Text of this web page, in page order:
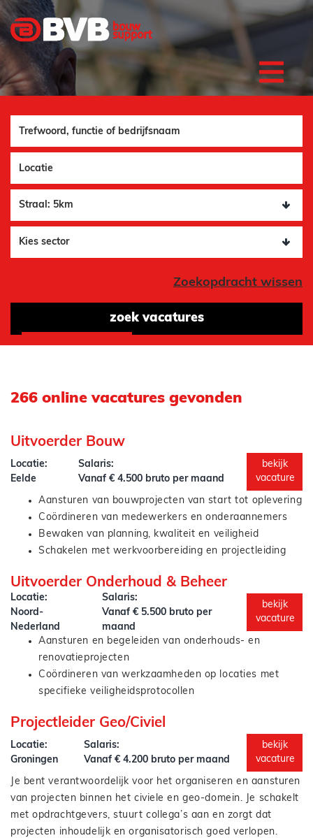
Functie
Plaats
Zoekopdracht wissen
zoek vacatures
266 online vacatures gevonden
Uitvoerder Bouw
Locatie:
Eelde
Salaris:
Vanaf € 4.500 bruto per maand
bekijk
vacature
Aansturen van bouwprojecten van start tot oplevering
Coördineren van medewerkers en onderaannemers
Bewaken van planning, kwaliteit en veiligheid
Schakelen met werkvoorbereiding en projectleiding
oplossingen
Zorgen voor een veilige en efficiënte bouwplaats
Uitvoerder Onderhoud & Beheer
Locatie:
Noord-
Nederland
Salaris:
Vanaf € 5.500 bruto per
maand
bekijk
vacature
Aansturen en begeleiden van onderhouds- en
renovatieprojecten
Coördineren van werkzaamheden op locaties met
specifieke veiligheidsprotocollen
voortgang
Afstemmen met opdrachtgevers, gebruikers,
leveranciers en onderaannemers
Organiseren van werkzaamheden binnen operationele
omgevingen
Signaleren van risico's en treffen van preventieve
maatregelen
binnen Noord-Nederland en fungeert als verbindende
schakel tussen voorbereiding, uitvoering en opdrachtgever.
Projectleider Geo/Civiel
Locatie:
Groningen
Salaris:
Vanaf € 4.200 bruto per maand
bekijk
vacature
Je bent verantwoordelijk voor het organiseren en aansturen
van projecten binnen het civiele en geo-domein. Je schakelt
met opdrachtgevers, stuurt collega’s aan en zorgt dat
projecten inhoudelijk en organisatorisch goed verlopen.